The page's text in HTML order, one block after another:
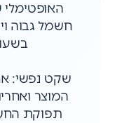
חשמל גבוה
תפוקת